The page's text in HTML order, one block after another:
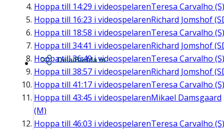
Hoppa till 14:29 i videospelarenTeresa Carvalho (S)
Hoppa till 16:23 i videospelarenRichard Jomshof
Hoppa till 18:58 i videospelarenTeresa Carvalho (S)
Hoppa till 34:41 i videospelarenRichard Jomshof
Hoppa till36:49i videospelarenTeresa Carvalho (S)
Hoppa till 38:57 i videospelarenRichard Jomshof
Hoppa till 41:17 i videospelarenTeresa Carvalho (S)
Hoppa till 43:45 i videospelarenMikael Damsgaard
(M)
Hoppa till 46:03 i videospelarenTeresa Carvalho (S)
Dela/Bädda in